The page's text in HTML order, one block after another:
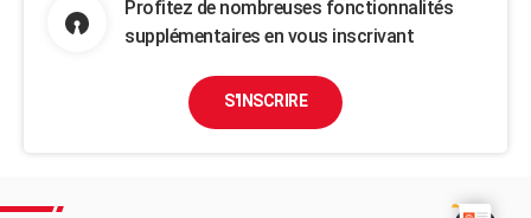
Profitez de nombreuses fonctionnalités
supplémentaires en vous inscrivant
S'INSCRIRE